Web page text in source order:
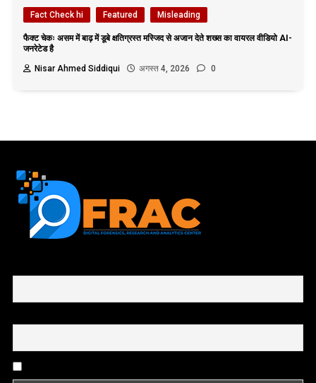
Fact Check hi Featured Misleading
फैक्ट चेकः असम में बाढ़ में डूबे क्षतिग्रस्त मस्जिद से अजान देते शख्स का वायरल वीडियो AI-
जनरेटेड है
Nisar Ahmed Siddiqui
अगस्त 4, 2026 0